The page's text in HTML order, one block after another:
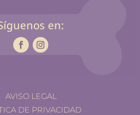
en:
AVISO LEGAL
DE PRIVACIDAD